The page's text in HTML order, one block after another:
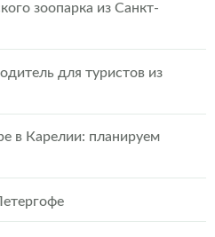
зоопарка из Санкт-
для туристов из
в Карелии: планируем